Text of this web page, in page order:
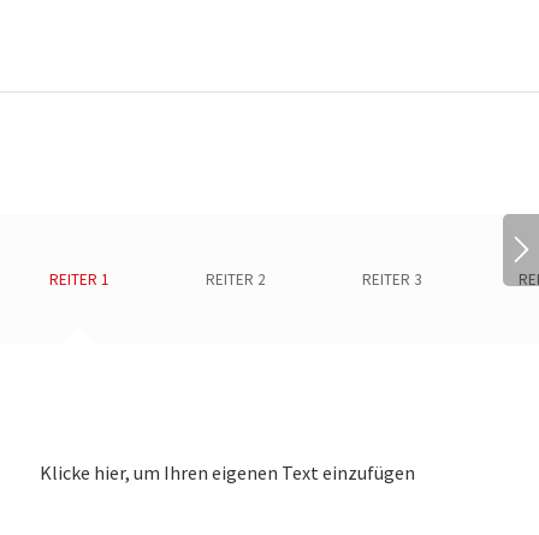
REITER 1 REITER 2 REITER 3
Klicke hier, um Ihren eigenen Text einzufügen